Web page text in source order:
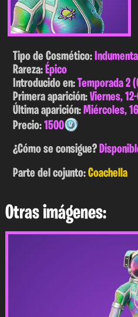
Tipo de Cosmético:
Rareza:Épico
Introducido en:Temporada 2
Primera aparición:Viernes,
Última aparición:Miércoles,
Precio:1500
¿Cómo se consigue?
Parte del cojunto:Coachella
Otras imágenes: